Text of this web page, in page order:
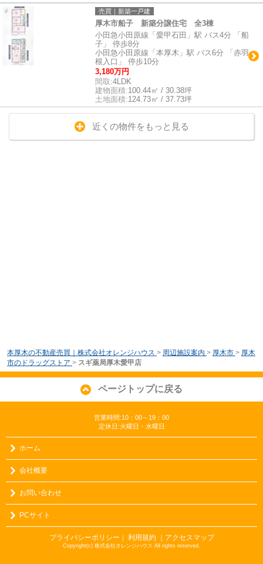
売買｜新築一戸建
厚木市船子 新築分譲住宅 全3棟
小田急小田原線「愛甲石田」駅 バス4分 「船
子」 停歩8分
小田急小田原線「本厚木」駅 バス6分 「赤羽
根入口」 停歩10分
3,180万円
間取:4LDK
建物面積:100.44㎡ / 30.38坪
土地面積:124.73㎡ / 37.73坪
近くの物件をもっと見る
本厚木の不動産売買｜株式会社オレンジハウス > 周辺施設案内 > 厚木市 > 厚木
市のドラッグストア > スギ薬局厚木愛甲店
ページトップに戻る
営業時間:10：00～19：00
定休日:火曜日・水曜日
ホーム
会社概要
お問い合わせ
PCサイト
プライバシーポリシー ｜ 利用規約 ｜アクセスマップ
Copyright(c) 株式会社オレンジハウス All rights reserved.